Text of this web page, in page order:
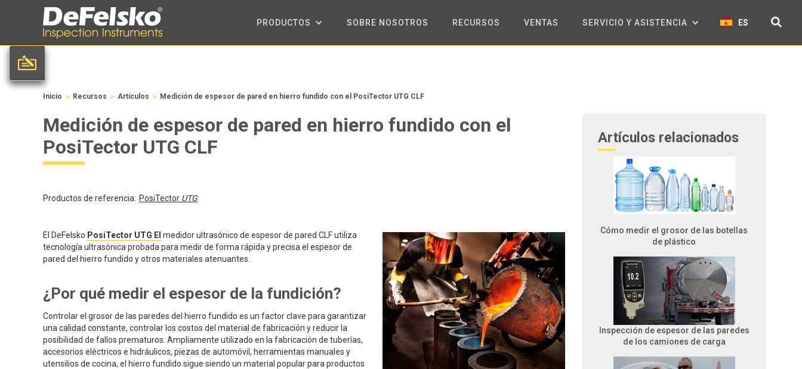
PRODUCTOS SOBRE NOSOTROS RECURSOS VENTAS SERVICIO Y ASISTENCIA ES
Inicio > Recursos > Artículos > Medición de espesor de pared en hierro fundido con el PosiTector UTG CLF
Medición de espesor de pared en hierro fundido con el
PosiTector UTG CLF
Productos de referencia: PosiTector UTG
El DeFelsko PosiTector UTG El medidor ultrasónico de espesor de pared CLF utiliza
tecnología ultrasónica probada para medir de forma rápida y precisa el espesor de
pared del hierro fundido y otros materiales atenuantes.
¿Por qué medir el espesor de la fundición?
Controlar el grosor de las paredes del hierro fundido es un factor clave para garantizar
una calidad constante, controlar los costos del material de fabricación y reducir la
posibilidad de fallos prematuros. Ampliamente utilizado en la fabricación de tuberías,
accesorios eléctricos e hidráulicos, piezas de automóvil, herramientas manuales y
utensilios de cocina, el hierro fundido sigue siendo un material popular para productos
Artículos relacionados
Cómo medir el grosor de las botellas
de plástico
Inspección de espesor de las paredes
de los camiones de carga